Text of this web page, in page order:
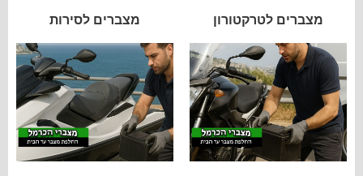
מצברים לטרקטורון מצברים לסירות